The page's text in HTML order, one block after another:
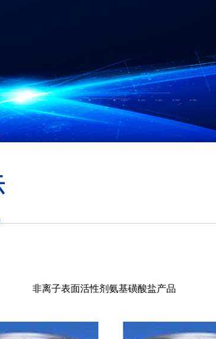
非离子表面活性剂氨基磺酸盐产品